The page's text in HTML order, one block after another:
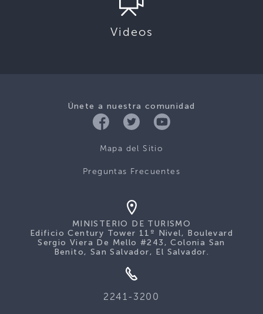
Videos
Únete a nuestra comunidad
Mapa del Sitio
Preguntas Frecuentes
MINISTERIO DE TURISMO
Edificio Century Tower 11º Nivel, Boulevard
Sergio Viera De Mello #243, Colonia San
Benito, San Salvador, El Salvador.
2241-3200